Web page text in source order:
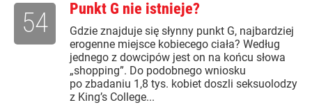
Punkt G nie istnieje?
Gdzie znajduje się słynny punkt G, najbardziej
erogenne miejsce kobiecego ciała? Według
jednego z dowcipów jest on na końcu słowa
„shopping”. Do podobnego wniosku
po zbadaniu 1,8 tys. kobiet doszli seksuolodzy
z King’s College...
54